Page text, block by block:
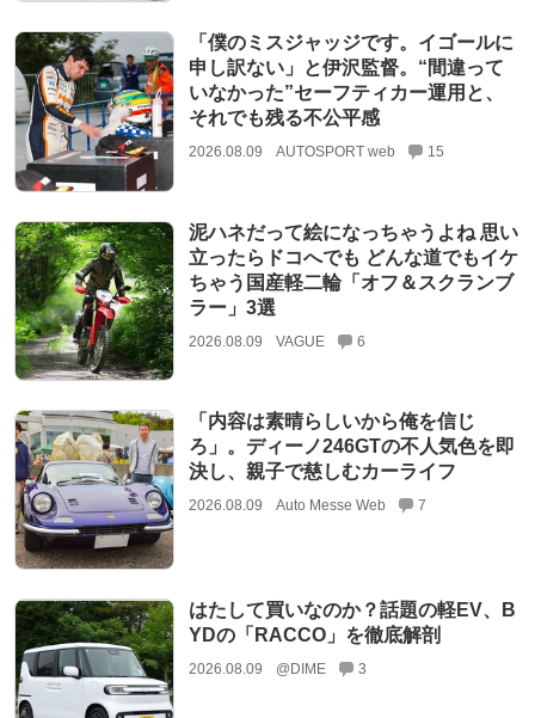
「僕のミスジャッジです。イゴールに
申し訳ない」と伊沢監督。“間違って
いなかった”セーフティカー運用と、
それでも残る不公平感
2026.08.09 AUTOSPORT web 15
泥ハネだって絵になっちゃうよね 思い
立ったらドコへでも どんな道でもイケ
ちゃう国産軽二輪「オフ＆スクランブ
ラー」3選
2026.08.09 VAGUE 6
「内容は素晴らしいから俺を信じ
ろ」。ディーノ246GTの不人気色を即
決し、親子で慈しむカーライフ
2026.08.09 Auto Messe Web 7
はたして買いなのか？話題の軽EV、B
YDの「RACCO」を徹底解剖
2026.08.09 @DIME 3